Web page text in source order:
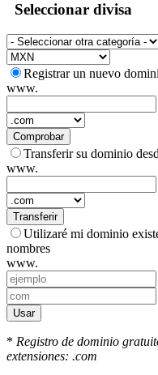
Seleccionar divisa
Registrar un nuevo
www.
Comprobar
Transferir su dominio
www.
Transferir
Utilizaré mi dominio
nombres
www.
Usar
* Registro de dominio
extensiones: .com